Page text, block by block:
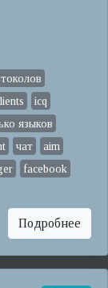
icq
языков
чат
aim
facebook
Подробнее